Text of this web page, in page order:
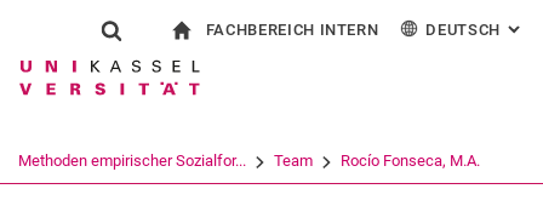
Springe direkt zu: Inhalt
Springe direkt zu: Suche
Springe direkt zu:
Suchformular
Suchbegriff
FACHBEREICH INTERN DEUTSCH :
Methoden empirischer Sozialfor... Team Rocío Fonseca, M.A.